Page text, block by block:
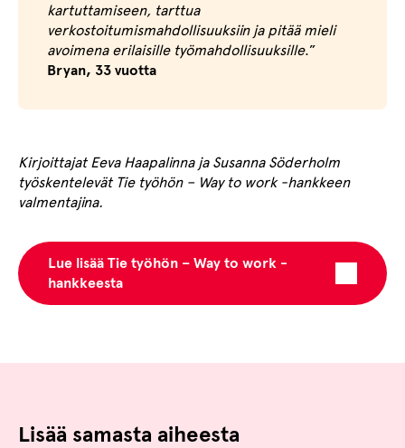
kartuttamiseen, tarttua
verkostoitumismahdollisuuksiin ja pitää mieli
avoimena erilaisille työmahdollisuuksille.”
Bryan, 33 vuotta
Kirjoittajat Eeva Haapalinna ja Susanna Söderholm
työskentelevät Tie työhön – Way to work -hankkeen
valmentajina.
Lue lisää Tie työhön – Way to work -
hankkeesta
Lisää samasta aiheesta